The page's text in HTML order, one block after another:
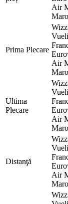
Air
Prima Plecare
Air
Ultima
Plecare
Air
Distanţă
Air